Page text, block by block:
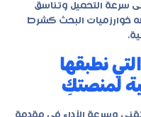
سرعة التحميل وتناسق
خوارزميات البحث كشرط
نطبقها
لمنصتكِ